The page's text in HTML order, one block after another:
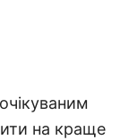
на краще